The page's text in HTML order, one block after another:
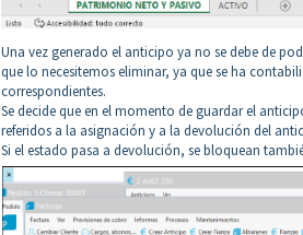
Una vez generado el anticipo ya no se debe de
que lo necesitemos eliminar, ya que se ha
correspondientes.
Se decide que en el momento de guardar el
referidos a la asignación y a la devolución del
Si el estado pasa a devolución, se bloquean